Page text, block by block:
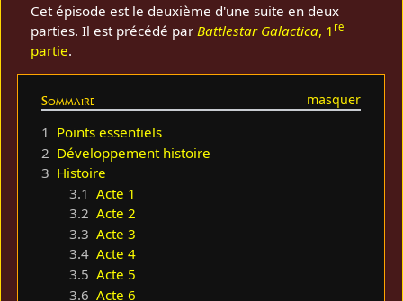
Cet épisode est le deuxième d'une suite en deux
parties. Il est précédé par Battlestar Galactica, 1 re
partie.
Sommaire
1 Points essentiels
2 Développement histoire
3 Histoire
3.1 Acte 1
3.2 Acte 2
3.3 Acte 3
3.4 Acte 4
3.5 Acte 5
3.6 Acte 6